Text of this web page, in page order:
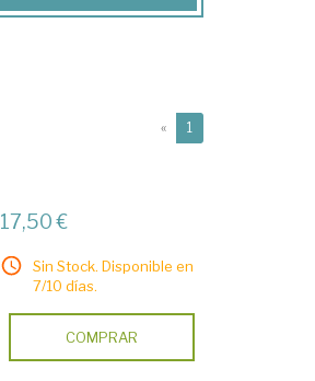
« 1
17,50 €
Sin Stock. Disponible en
7/10 días.
COMPRAR